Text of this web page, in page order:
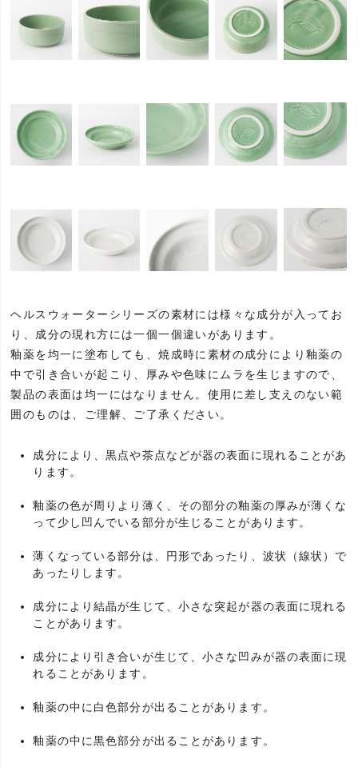
ヘルスウォーターシリーズの素材には様々な成分が入ってお
り、成分の現れ方には一個一個違いがあります。
釉薬を均一に塗布しても、焼成時に素材の成分により釉薬の
中で引き合いが起こり、厚みや色味にムラを生じますので、
製品の表面は均一にはなりません。使用に差し支えのない範
囲のものは、ご理解、ご了承ください。
成分により、黒点や茶点などが器の表面に現れることがあ
ります。
釉薬の色が周りより薄く、その部分の釉薬の厚みが薄くな
って少し凹んでいる部分が生じることがあります。
薄くなっている部分は、円形であったり、波状（線状）で
あったりします。
成分により結晶が生じて、小さな突起が器の表面に現れる
ことがあります。
成分により引き合いが生じて、小さな凹みが器の表面に現
れることがあります。
釉薬の中に白色部分が出ることがあります。
釉薬の中に黒色部分が出ることがあります。